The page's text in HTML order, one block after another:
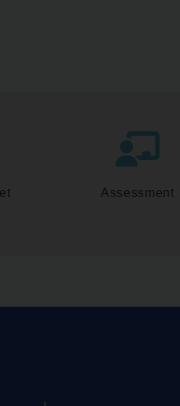
Assessment